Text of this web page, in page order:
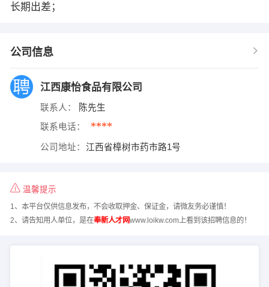
长期出差；
公司信息
江西康怡食品有限公司
联系人： 陈先生
联系电话： ****
公司地址： 江西省樟树市药市路1号
温馨提示
1、本平台仅供信息发布，不会收取押金、保证金，请微友务必谨慎！
2、请告知用人单位，是在奉新人才网www.loikw.com上看到该招聘信息的！